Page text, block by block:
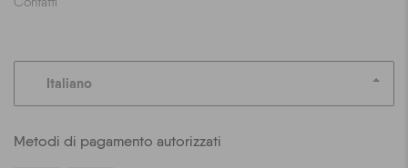
Italiano
Metodi di pagamento autorizzati